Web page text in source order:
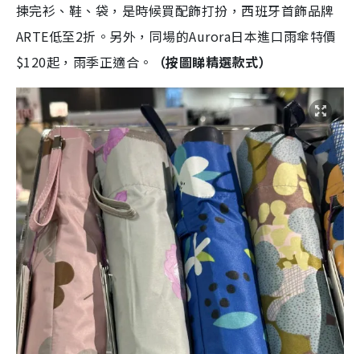
揀完衫、鞋、袋，是時候買配飾打扮，西班牙首飾品牌
ARTE低至2折。另外，同場的Aurora日本進口雨傘特價
$120起，雨季正適合。
（按圖睇精選款式）